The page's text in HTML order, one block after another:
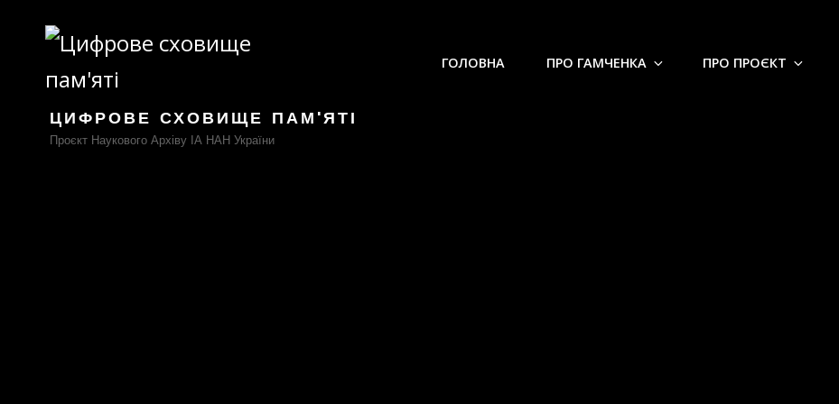
ЦИФРОВЕ СХОВИЩЕ ПАМ'ЯТІ
Проєкт Наукового Архіву ІА НАН України
ГОЛОВНА ПРО ГАМЧЕНКА ПРО ПРОЄКТ